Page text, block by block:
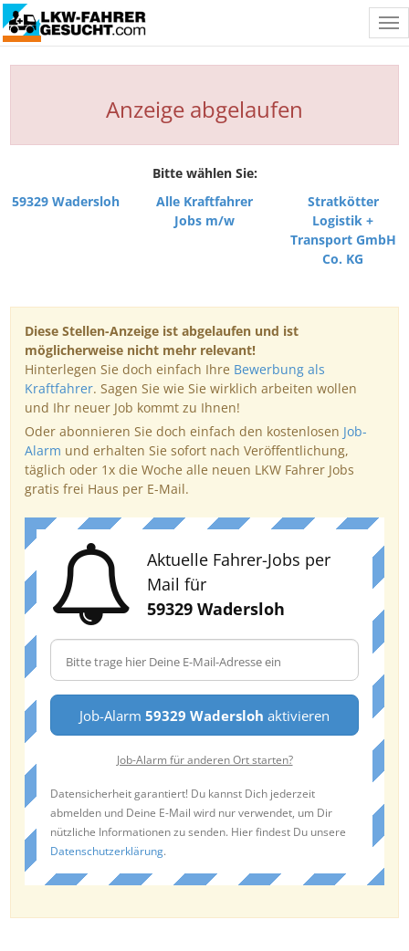
Anzeige abgelaufen
Bitte wählen Sie:
59329 Wadersloh
Alle Kraftfahrer
Jobs m/w
Stratkötter
Logistik +
Transport GmbH
Co. KG
Diese Stellen-Anzeige ist abgelaufen und ist
möglicherweise nicht mehr relevant!
Hinterlegen Sie doch einfach Ihre Bewerbung als
Kraftfahrer. Sagen Sie wie Sie wirklich arbeiten wollen
und Ihr neuer Job kommt zu Ihnen!
Oder abonnieren Sie doch einfach den kostenlosen Job-
Alarm und erhalten Sie sofort nach Veröffentlichung,
täglich oder 1x die Woche alle neuen LKW Fahrer Jobs
gratis frei Haus per E-Mail.
Aktuelle Fahrer-Jobs per
Mail für
59329 Wadersloh
Job-Alarm 59329 Wadersloh aktivieren
Job-Alarm für anderen Ort starten?
Datensicherheit garantiert! Du kannst Dich jederzeit
abmelden und Deine E-Mail wird nur verwendet, um Dir
nützliche Informationen zu senden. Hier findest Du unsere
Datenschutzerklärung.